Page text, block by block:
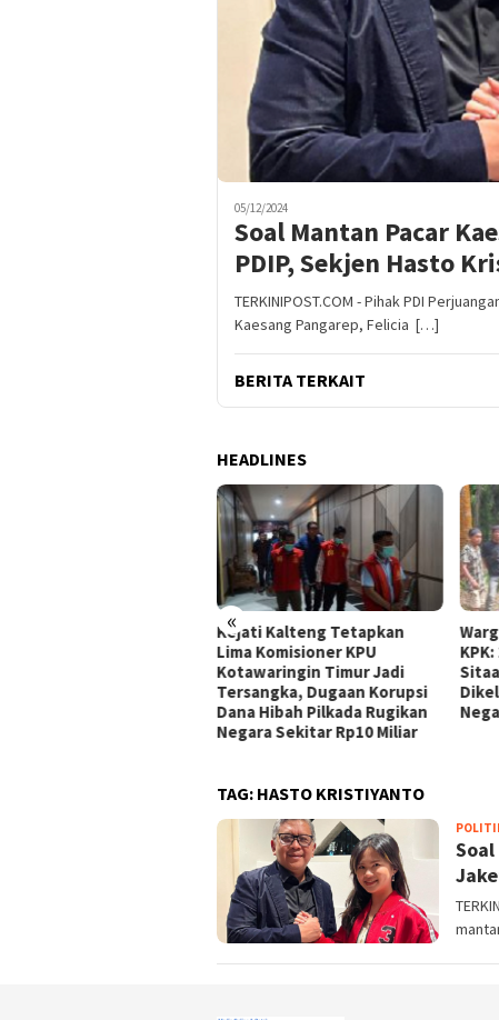
05/12/2024
Soal Mantan Pacar
PDIP, Sekjen Hasto
TERKINIPOST.COM - Pihak PDI
Kaesang Pangarep, Felicia […]
BERITA TERKAIT
HEADLINES
«
Warga Satiung Siap Lapor ke
KPK: 1.300 Hektare Lahan
Sitaan Satgas PKH Diduga
Dikelola PT IPK, Kerugian
Negara Terancam
TAG: HASTO KRISTIYANTO